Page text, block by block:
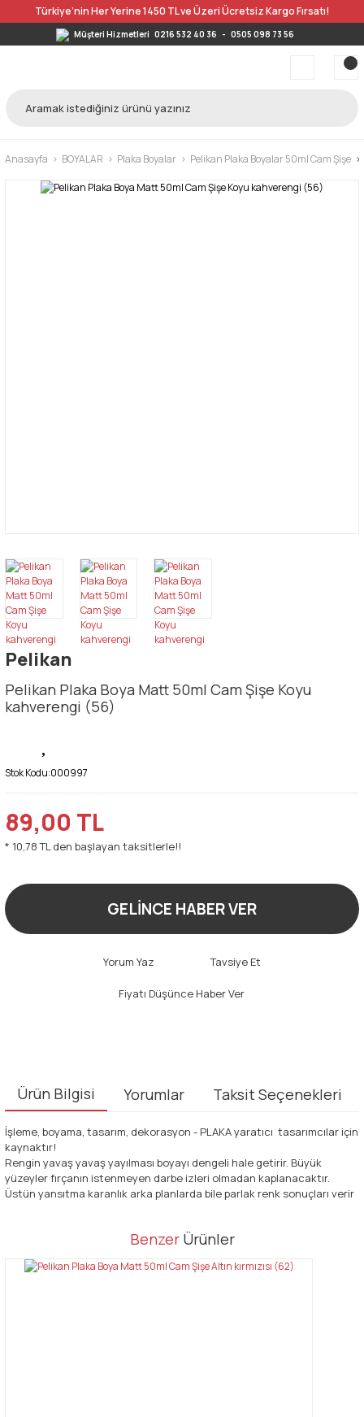
Türkiye’nin Her Yerine 1450 TL ve Üzeri Ücretsiz Kargo Fırsatı!
Müşteri Hizmetleri 0216 532 40 36 - 0505 098 73 56
Anasayfa BOYALAR Plaka Boyalar Pelikan Plaka Boyalar 50ml Cam Şişe
Pelikan
Pelikan Plaka Boya Matt 50ml Cam Şişe Koyu
kahverengi (56)
Stok Kodu:000997
89,00 TL
* 10,78 TL den başlayan taksitlerle!!
GELİNCE HABER VER
Yorum Yaz Tavsiye Et
Fiyatı Düşünce Haber Ver
Ürün Bilgisi Yorumlar Taksit Seçenekleri
İşleme, boyama, tasarım, dekorasyon - PLAKA yaratıcı tasarımcılar için
kaynaktır!
Rengin yavaş yavaş yayılması boyayı dengeli hale getirir. Büyük
yüzeyler fırçanın istenmeyen darbe izleri olmadan kaplanacaktır.
Üstün yansıtma karanlık arka planlarda bile parlak renk sonuçları verir
Bu ürüne ilk yorumu siz yapın!
Bu ürünün fiyat bilgisi, resim, ürün açıklamalarında ve diğer
tarafımıza iletebilirsiniz.
Benzer Ürünler